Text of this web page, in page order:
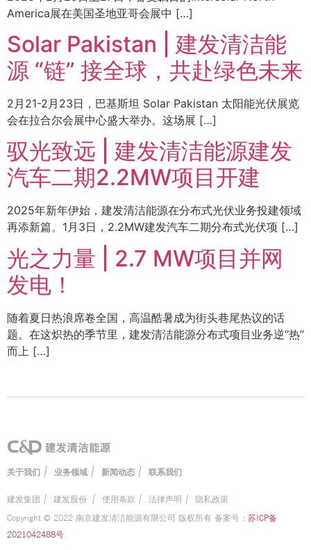
America展在美国圣地亚哥会展中 […]
Solar Pakistan | 建发清洁能
源 “链” 接全球，共赴绿色未来
2月21-2月23日，巴基斯坦 Solar Pakistan 太阳能光伏展览
会在拉合尔会展中心盛大举办。这场展 […]
驭光致远 | 建发清洁能源建发
汽车二期2.2MW项目开建
2025年新年伊始，建发清洁能源在分布式光伏业务投建领域
再添新篇。1月3日，2.2MW建发汽车二期分布式光伏项 […]
光之力量 | 2.7 MW项目并网
发电！
随着夏日热浪席卷全国，高温酷暑成为街头巷尾热议的话
题。在这炽热的季节里，建发清洁能源分布式项目业务逆“热”
而上 […]
关于我们 | 业务领域 | 新闻动态 | 联系我们
建发集团 | 建发股份 | 使用条款 | 法律声明 |
隐私政策
Copyright © 2022 南京建发清洁能源有限公司 版权所有 备案号： 苏ICP备
2021042488号